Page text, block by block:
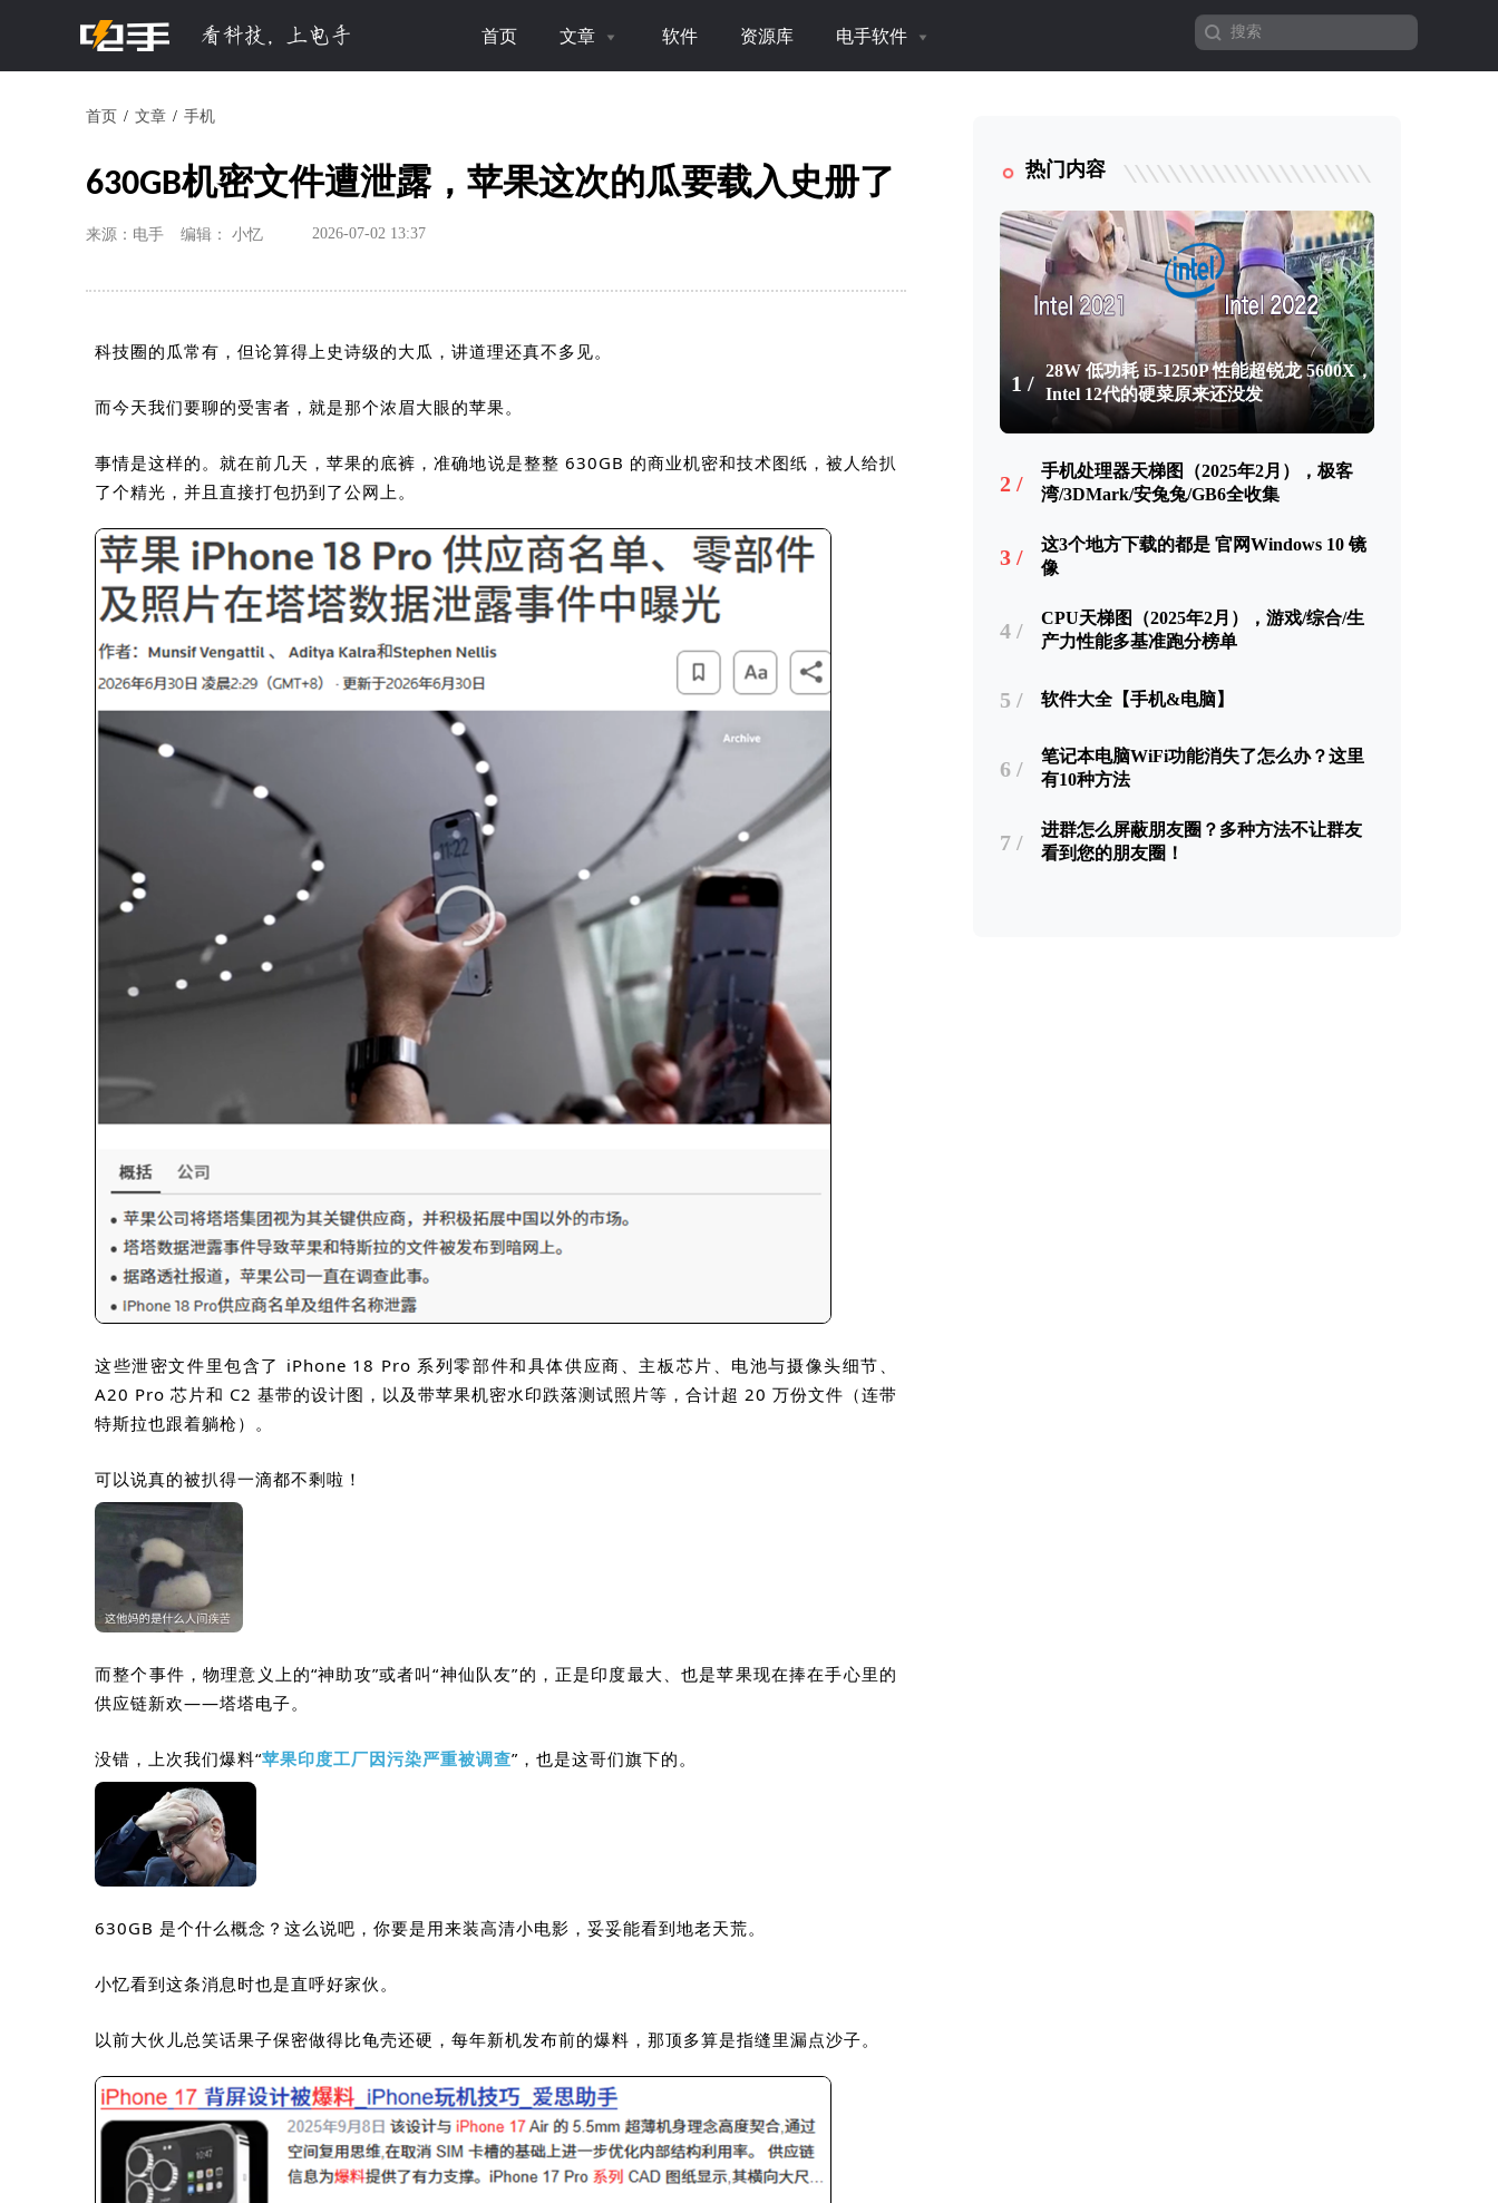
首页 文章 软件 资源库 电手软件
首页 文章 手机
630GB机密文件遭泄露，苹果这次的瓜要载入史册了
来源：电手 编辑： 小忆 2026-07-02 13:37
科技圈的瓜常有，但论算得上史诗级的大瓜，讲道理还真不多见。
而今天我们要聊的受害者，就是那个浓眉大眼的苹果。
事情是这样的。就在前几天，苹果的底裤，准确地说是整整 630GB 的商业机密和技术图纸，被人给扒
了个精光，并且直接打包扔到了公网上。
这些泄密文件里包含了 iPhone 18 Pro 系列零部件和具体供应商、主板芯片、电池与摄像头细节、
A20 Pro 芯片和 C2 基带的设计图，以及带苹果机密水印跌落测试照片等，合计超 20 万份文件（连带
特斯拉也跟着躺枪）。
可以说真的被扒得一滴都不剩啦！
而整个事件，物理意义上的“神助攻”或者叫“神仙队友”的，正是印度最大、也是苹果现在捧在手心里的
供应链新欢——塔塔电子。
没错，上次我们爆料“苹果印度工厂因污染严重被调查”，也是这哥们旗下的。
630GB 是个什么概念？这么说吧，你要是用来装高清小电影，妥妥能看到地老天荒。
小忆看到这条消息时也是直呼好家伙。
以前大伙儿总笑话果子保密做得比龟壳还硬，每年新机发布前的爆料，那顶多算是指缝里漏点沙子。
热门内容
1 /
28W 低功耗 i5-1250P 性能超锐龙 5600X，
Intel 12代的硬菜原来还没发
2 /
手机处理器天梯图（2025年2月），极客
湾/3DMark/安兔兔/GB6全收集
3 /
这3个地方下载的都是 官网Windows 10 镜
像
4 /
CPU天梯图（2025年2月），游戏/综合/生
产力性能多基准跑分榜单
5 / 软件大全【手机&电脑】
6 /
笔记本电脑WiFi功能消失了怎么办？这里
有10种方法
7 /
进群怎么屏蔽朋友圈？多种方法不让群友
看到您的朋友圈！